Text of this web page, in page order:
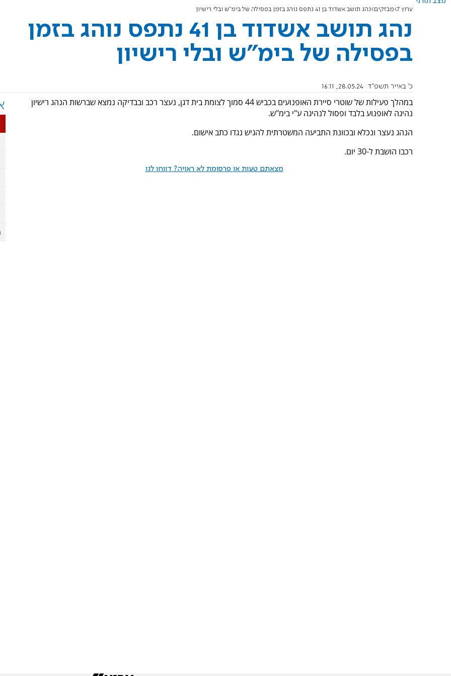
ערוץ 7 מבזקים נהג תושב אשדוד בן 41 נתפס נוהג בזמן בפסילה של בימ"ש ובלי רישיון
נהג תושב אשדוד בן 41 נתפס נוהג בזמן
בפסילה של בימ"ש ובלי רישיון
כ' באייר תשפ"ד 28.05.24, 16:11
במהלך פעילות של שוטרי סיירת האופנועים בכביש 44 סמוך לצומת בית דגן, נעצר רכב ובבדיקה נמצא שברשות הנהג רישיון
נהיגה לאופנוע בלבד ופסול לנהיגה ע"י בימ"ש.
הנהג נעצר ונכלא ובכוונת התביעה המשטרתית להגיש נגדו כתב אישום.
רכבו הושבת ל-30 יום.
מצאתם טעות או פרסומת לא ראויה? דווחו לנו